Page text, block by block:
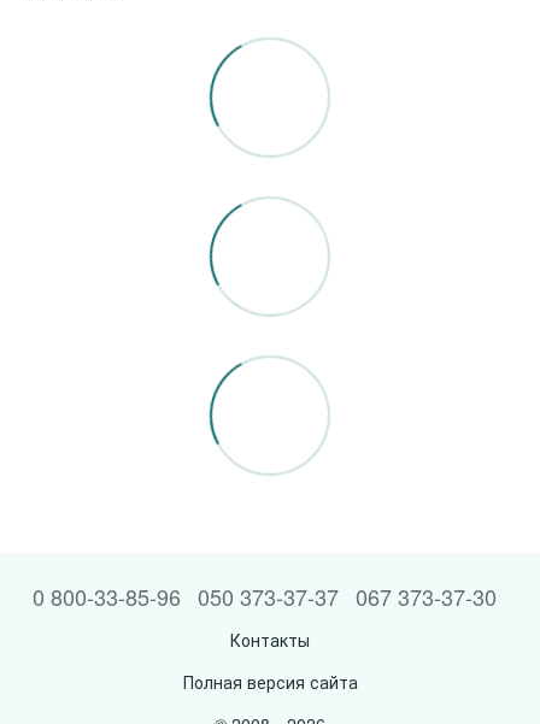
0 800-33-85-96 050 373-37-37 067 373-37-30
Контакты
Полная версия сайта